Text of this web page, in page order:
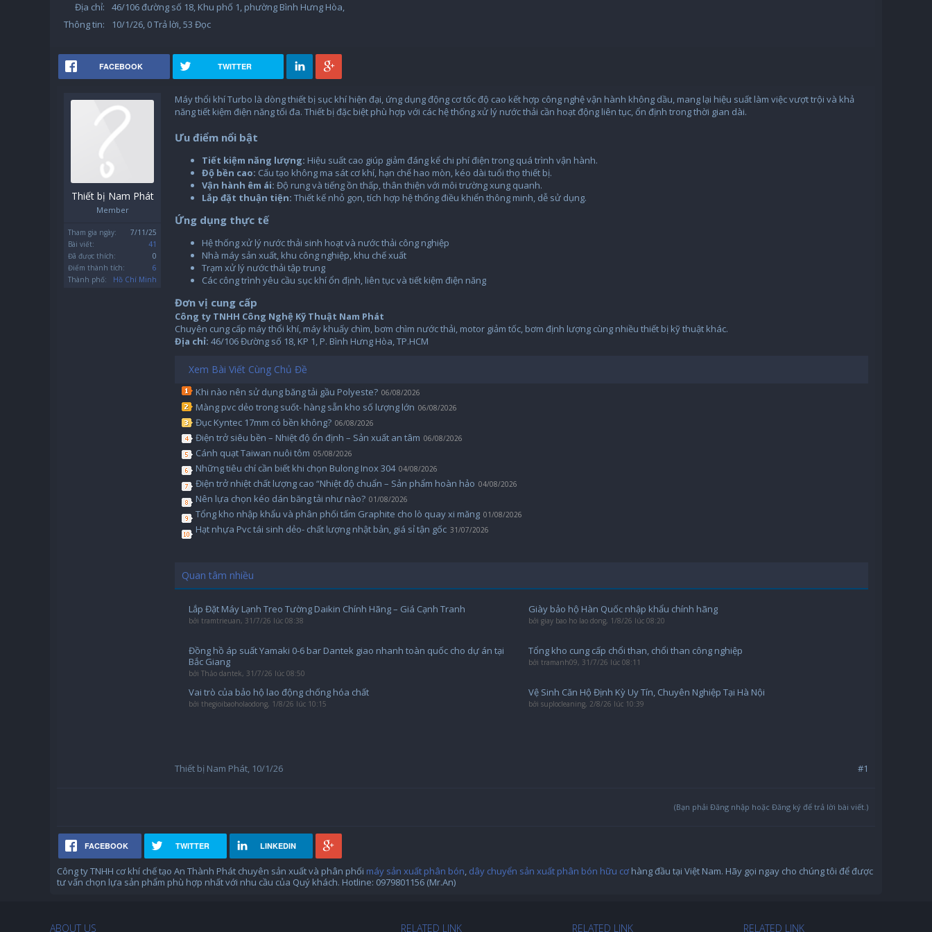
Địa chỉ:
46/106 đường số 18, Khu phố 1, phường Bình Hưng Hòa,
Thông tin:
10/1/26, 0 Trả lời, 53 Đọc
FACEBOOK TWITTER
Thiết bị Nam Phát
Member
Tham gia ngày:
7/11/25
Bài viết:
41
Đã được thích:
0
Điểm thành tích:
6
Thành phố:
Hồ Chí Minh
Máy thổi khí Turbo là dòng thiết bị sục khí hiện đại, ứng dụng động cơ tốc độ cao kết hợp công nghệ vận hành không dầu, mang lại hiệu suất làm việc vượt trội và khả
năng tiết kiệm điện năng tối đa. Thiết bị đặc biệt phù hợp với các hệ thống xử lý nước thải cần hoạt động liên tục, ổn định trong thời gian dài.
Ưu điểm nổi bật
Tiết kiệm năng lượng: Hiệu suất cao giúp giảm đáng kể chi phí điện trong quá trình vận hành.
Độ bền cao: Cấu tạo không ma sát cơ khí, hạn chế hao mòn, kéo dài tuổi thọ thiết bị.
Vận hành êm ái: Độ rung và tiếng ồn thấp, thân thiện với môi trường xung quanh.
Lắp đặt thuận tiện: Thiết kế nhỏ gọn, tích hợp hệ thống điều khiển thông minh, dễ sử dụng.
Ứng dụng thực tế
Hệ thống xử lý nước thải sinh hoạt và nước thải công nghiệp
Nhà máy sản xuất, khu công nghiệp, khu chế xuất
Trạm xử lý nước thải tập trung
Các công trình yêu cầu sục khí ổn định, liên tục và tiết kiệm điện năng
Đơn vị cung cấp
Công ty TNHH Công Nghệ Kỹ Thuật Nam Phát
Chuyên cung cấp máy thổi khí, máy khuấy chìm, bơm chìm nước thải, motor giảm tốc, bơm định lượng cùng nhiều thiết bị kỹ thuật khác.
Địa chỉ: 46/106 Đường số 18, KP 1, P. Bình Hưng Hòa, TP.HCM
Xem Bài Viết Cùng Chủ Đề
Khi nào nên sử dụng băng tải gầu Polyeste? 06/08/2026
Màng pvc dẻo trong suốt- hàng sẵn kho số lượng lớn 06/08/2026
Đục Kyntec 17mm có bền không? 06/08/2026
Điện trở siêu bền – Nhiệt độ ổn định – Sản xuất an tâm 06/08/2026
Cánh quạt Taiwan nuôi tôm 05/08/2026
Những tiêu chí cần biết khi chọn Bulong Inox 304 04/08/2026
Điện trở nhiệt chất lượng cao “Nhiệt độ chuẩn – Sản phẩm hoàn hảo 04/08/2026
Nên lựa chọn kéo dán băng tải như nào? 01/08/2026
Tổng kho nhập khẩu và phân phối tấm Graphite cho lò quay xi măng 01/08/2026
Hạt nhựa Pvc tái sinh dẻo- chất lượng nhật bản, giá sỉ tận gốc 31/07/2026
Quan tâm nhiều
Lắp Đặt Máy Lạnh Treo Tường Daikin Chính Hãng – Giá Cạnh Tranh
bởi tramtrieuan, 31/7/26 lúc 08:38
Giày bảo hộ Hàn Quốc nhập khẩu chính hãng
bởi giay bao ho lao dong, 1/8/26 lúc 08:20
Đồng hồ áp suất Yamaki 0-6 bar Dantek giao nhanh toàn quốc cho dự án tại
Bắc Giang
bởi Thảo dantek, 31/7/26 lúc 08:50
Tổng kho cung cấp chổi than, chổi than công nghiệp
bởi tramanh09, 31/7/26 lúc 08:11
Vai trò của bảo hộ lao động chống hóa chất
bởi thegioibaoholaodong, 1/8/26 lúc 10:15
Vệ Sinh Căn Hộ Định Kỳ Uy Tín, Chuyên Nghiệp Tại Hà Nội
bởi suplocleaning, 2/8/26 lúc 10:39
Thiết bị Nam Phát, 10/1/26 #1
(Bạn phải Đăng nhập hoặc Đăng ký để trả lời bài viết.)
FACEBOOK TWITTER LINKEDIN
Công ty TNHH cơ khí chế tạo An Thành Phát chuyên sản xuất và phân phối máy sản xuất phân bón, dây chuyển sản xuất phân bón hữu cơ hàng đầu tại Việt Nam. Hãy gọi ngay cho chúng tôi để được
tư vấn chọn lựa sản phẩm phù hợp nhất với nhu cầu của Quý khách. Hotline: 0979801156 (Mr.An)
ABOUT US RELATED LINK RELATED LINK RELATED LINK